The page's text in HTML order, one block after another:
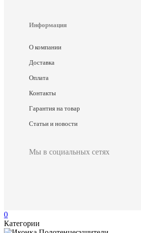
Информация
О компании
Доставка
Оплата
Контакты
Гарантия на товар
Статьи и новости
Мы в социальных сетях
0
Категории